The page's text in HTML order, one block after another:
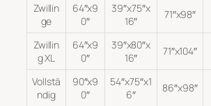
Zwillin
ge
64″x9
0″
39″x75″x
16″
71″x98″
Zwillin
g XL
64″x9
0″
39″x80″x
16″
71″x104″
Vollstä
ndig
90″x9
0″
54″x75″x1
6″
86″x98″